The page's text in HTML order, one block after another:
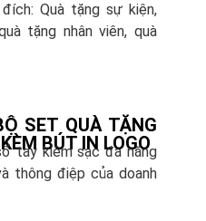
Quà tặng sự kiện,
tặng nhân viên, quà
SET QUÀ TẶNG
BÚT IN LOGO
tay kiêm sạc đa năng
thông điệp của doanh